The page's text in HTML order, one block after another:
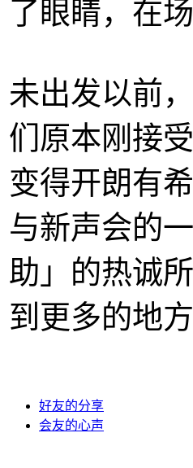
了眼睛，在
未出发以前
们原本刚接
变得开朗有
与新声会的
助」的热诚
到更多的地
好友的分享
会友的心声